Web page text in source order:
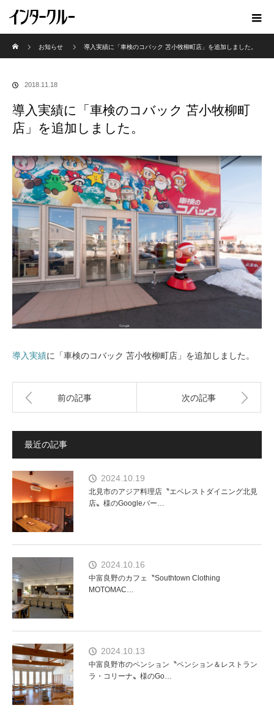
お知らせ
導入実績に「車検のコバック 苫小牧柳町店」を追加しました。
2018.11.18
導入実績に「車検のコバック 苫小牧柳町
店」を追加しました。
導入実績に「車検のコバック 苫小牧柳町店」を追加しました。
前の記事 次の記事
最近の記事
2024.10.19
北見市のアジア料理店〝エベレストダイニング北見
店〟様のGoogleバー…
2024.10.16
中富良野のカフェ〝Southtown Clothing
MOTOMAC…
2024.10.13
中富良野市のペンション〝ペンション＆レストラン
ラ・コリーナ〟様のGo…